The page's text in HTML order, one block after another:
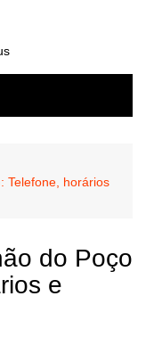
Telefone, horários
do Poço
e